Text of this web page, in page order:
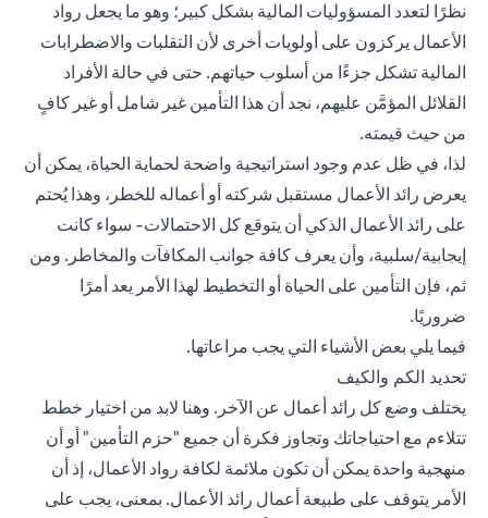
نظرًا لتعدد المسؤوليات المالية بشكل كبير؛ وهو ما يجعل رواد
الأعمال يركزون على أولويات أخرى لأن التقلبات والاضطرابات
المالية تشكل جزءًا من أسلوب حياتهم. حتى في حالة الأفراد
القلائل المؤمَّن عليهم، نجد أن هذا التأمين غير شامل أو غير كافٍ
من حيث قيمته.
لذا، في ظل عدم وجود استراتيجية واضحة لحماية الحياة، يمكن أن
يعرض رائد الأعمال مستقبل شركته أو أعماله للخطر، وهذا يُحتم
على رائد الأعمال الذكي أن يتوقع كل الاحتمالات- سواء كانت
إيجابية/سلبية، وأن يعرف كافة جوانب المكافآت والمخاطر. ومن
ثم، فإن التأمين على الحياة أو التخطيط لهذا الأمر يعد أمرًا
ضروريًا.
فيما يلي بعض الأشياء التي يجب مراعاتها.
تحديد الكم والكيف
يختلف وضع كل رائد أعمال عن الآخر. وهنا لابد من اختيار خطط
تتلاءم مع احتياجاتك وتجاوز فكرة أن جميع "حزم التأمين" أو أن
منهجية واحدة يمكن أن تكون ملائمة لكافة رواد الأعمال، إذ أن
الأمر يتوقف على طبيعة أعمال رائد الأعمال. بمعنى، يجب على